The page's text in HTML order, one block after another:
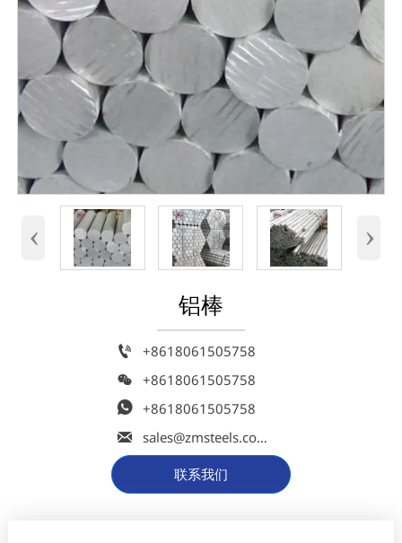
‹ ›
铝棒

+8618061505758
 +8618061505758
 +8618061505758

sales@zmsteels.com
联系我们